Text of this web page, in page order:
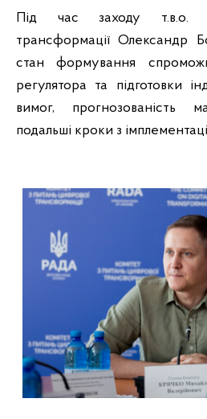
Під час заходу т.в.о.
трансформації Олександр
стан формування
регулятора та підготовки
вимог, прогнозованість
подальші кроки з